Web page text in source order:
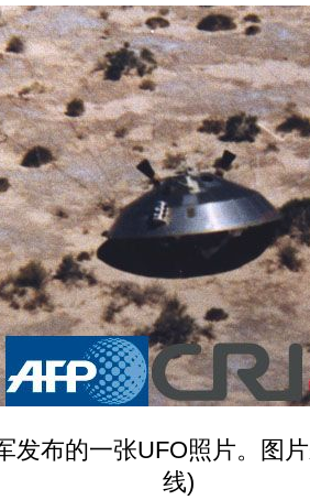
发布的一张UFO照片。图
线)